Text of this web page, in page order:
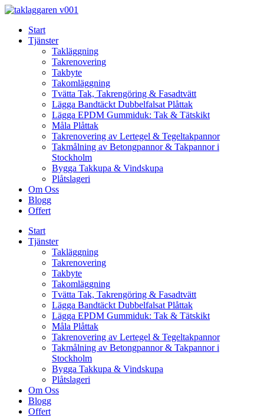
Skip
contentStart
Tjänster
Takläggning
Takrenovering
Takbyte
Takomläggning
Tvätta Tak, Takrengöring & Fasadtvätt
Lägga Bandtäckt Dubbelfalsat Plåttak
Lägga EPDM Gummiduk: Tak & Tätskikt
Måla Plåttak
Takrenovering av Lertegel & Tegeltakpannor
Takmålning av Betongpannor & Takpannor i
Stockholm
Bygga Takkupa & Vindskupa
Plåtslageri
Om Oss
Blogg
Offert
Start
Tjänster
Takläggning
Takrenovering
Takbyte
Takomläggning
Tvätta Tak, Takrengöring & Fasadtvätt
Lägga Bandtäckt Dubbelfalsat Plåttak
Lägga EPDM Gummiduk: Tak & Tätskikt
Måla Plåttak
Takrenovering av Lertegel & Tegeltakpannor
Takmålning av Betongpannor & Takpannor i
Stockholm
Bygga Takkupa & Vindskupa
Plåtslageri
Om Oss
Blogg
Offert